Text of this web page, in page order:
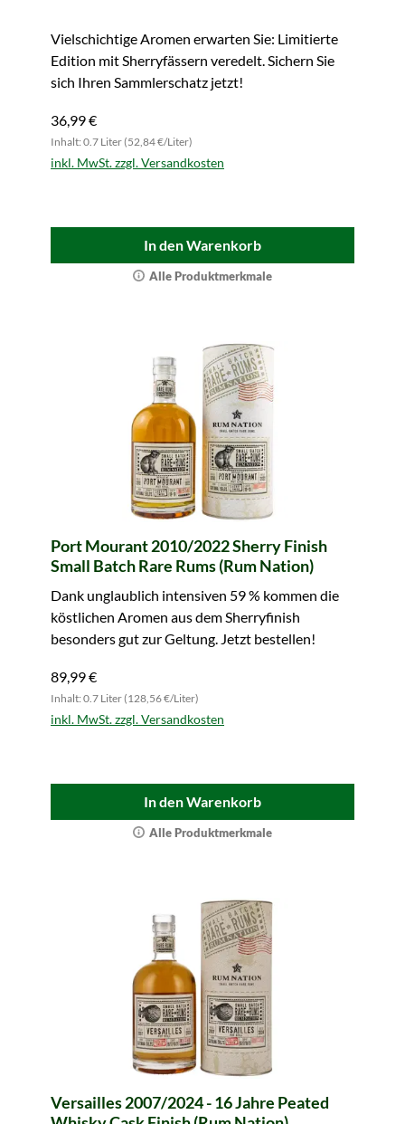
Vielschichtige Aromen erwarten Sie: Limitierte
Edition mit Sherryfässern veredelt. Sichern Sie
sich Ihren Sammlerschatz jetzt!
36,99 €
Inhalt: 0.7 Liter (52,84 €/Liter)
inkl. MwSt. zzgl. Versandkosten
In den Warenkorb
Alle Produktmerkmale
Port Mourant 2010/2022 Sherry Finish
Small Batch Rare Rums (Rum Nation)
Dank unglaublich intensiven 59 % kommen die
köstlichen Aromen aus dem Sherryfinish
besonders gut zur Geltung. Jetzt bestellen!
89,99 €
Inhalt: 0.7 Liter (128,56 €/Liter)
inkl. MwSt. zzgl. Versandkosten
In den Warenkorb
Alle Produktmerkmale
Versailles 2007/2024 - 16 Jahre Peated